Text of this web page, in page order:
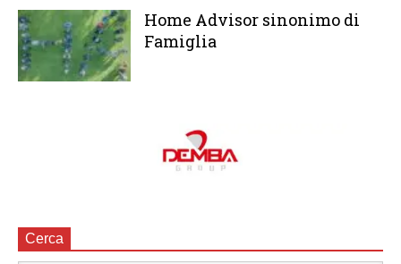
Home Advisor sinonimo di
Famiglia
Cerca